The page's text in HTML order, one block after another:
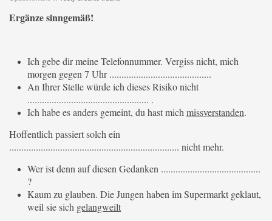
Ergänze sinngemäß!
Ich gebe dir meine Telefonnummer. Vergiss nicht, mich
morgen gegen 7 Uhr ..........................................
An Ihrer Stelle würde ich dieses Risiko nicht
.................................................. .
Ich habe es anders gemeint, du hast mich missverstanden.
Hoffentlich passiert solch ein
...................................................................... nicht mehr.
Wer ist denn auf diesen Gedanken .........................................
?
Kaum zu glauben. Die Jungen haben im Supermarkt geklaut,
weil sie sich gelangweilt